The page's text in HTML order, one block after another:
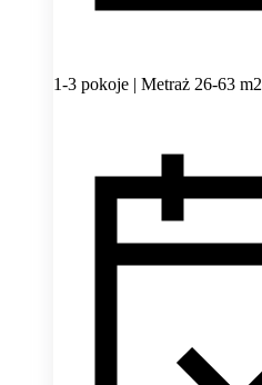
1-3 pokoje | Metraż 26-63 m2